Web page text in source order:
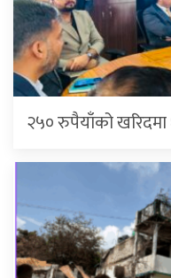
२५० रुपैयाँको